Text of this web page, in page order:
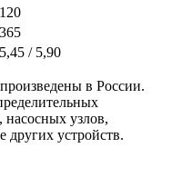
120
365
5,45 / 5,90
в России.
насосных узлов,
других устройств.